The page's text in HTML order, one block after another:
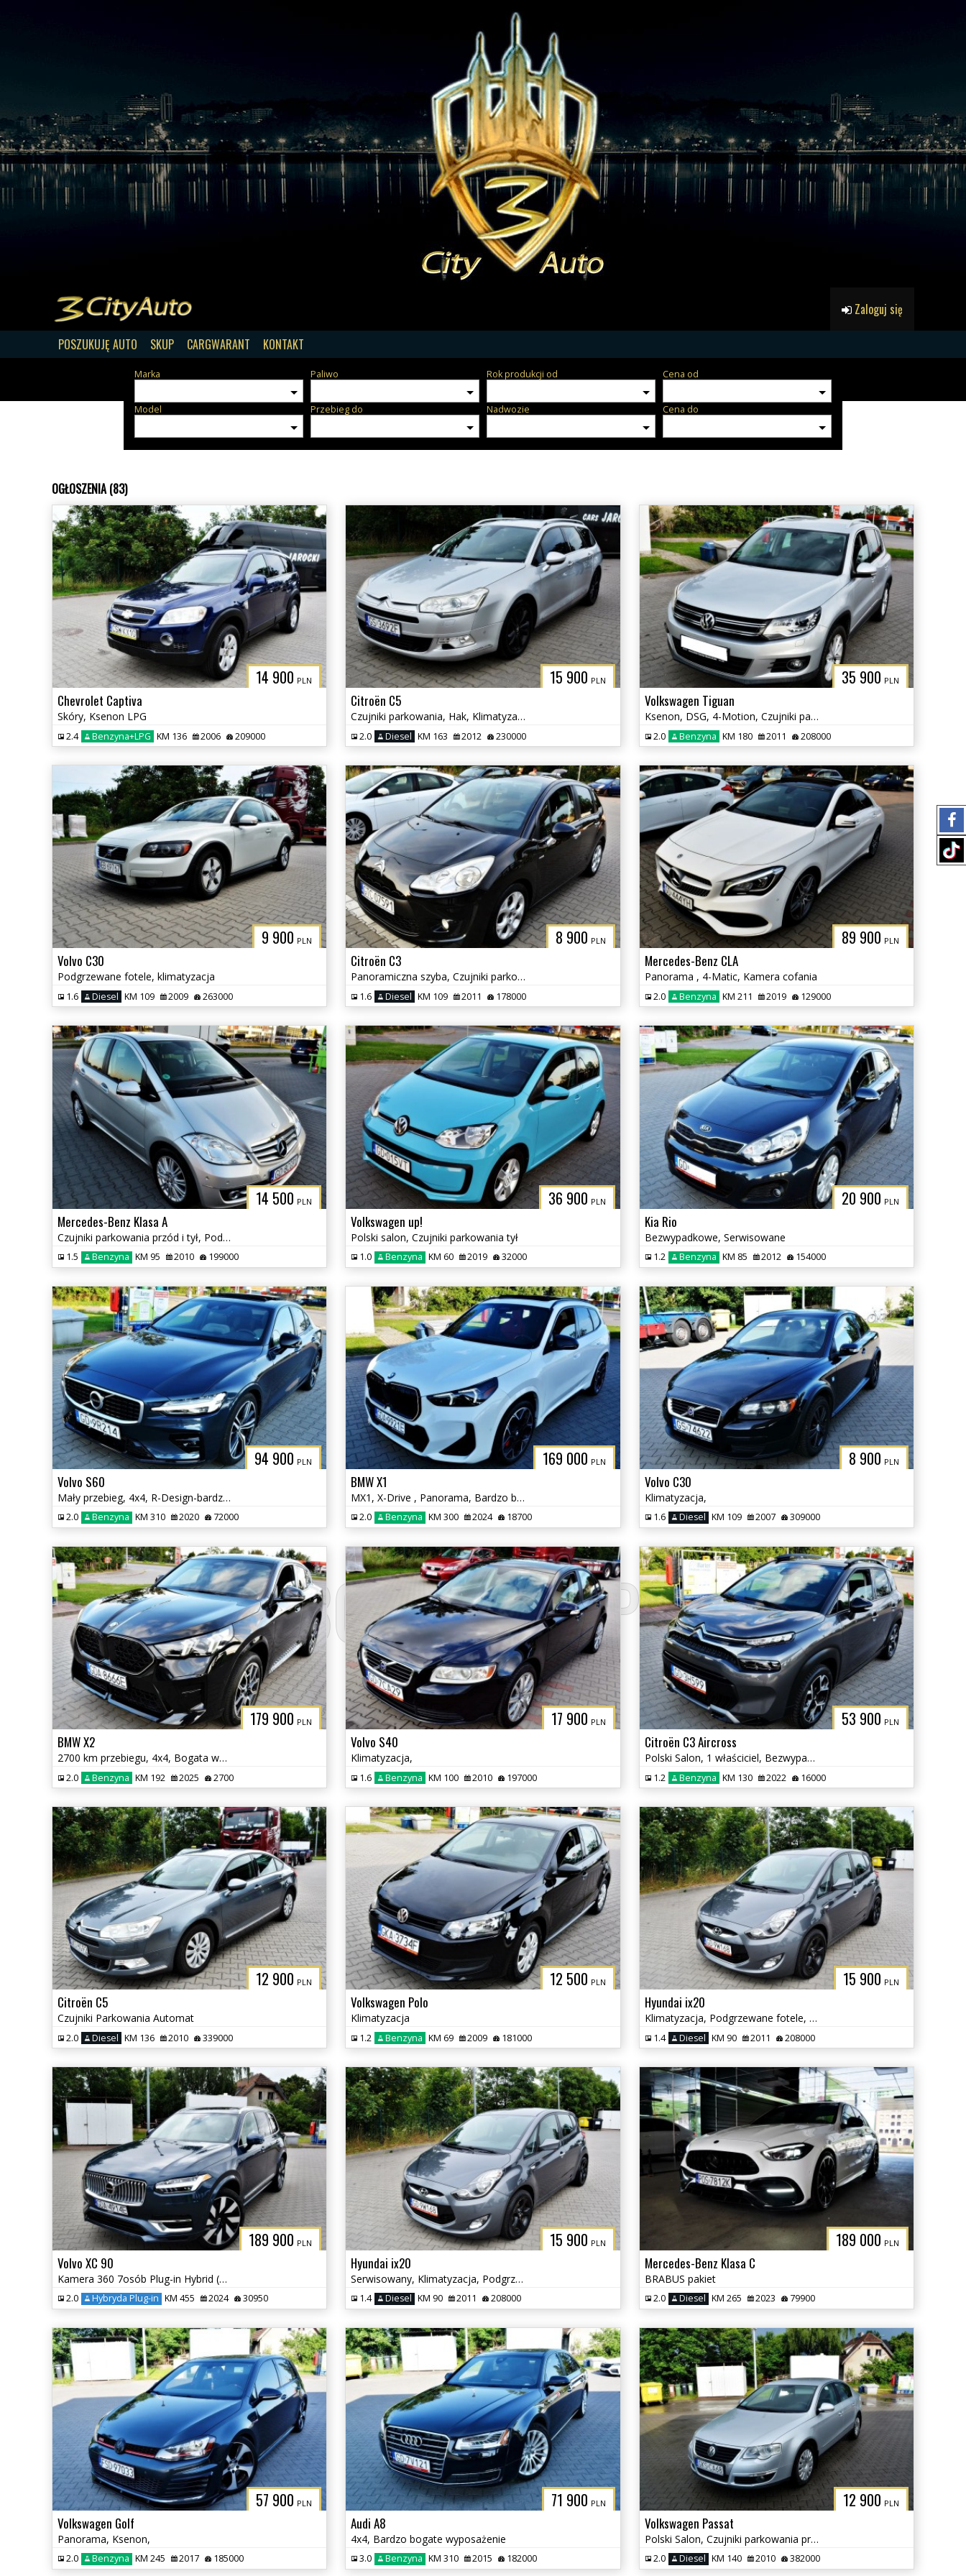
Zaloguj się
POSZUKUJĘ AUTO SKUP CARGWARANT KONTAKT
Marka Paliwo Rok produkcji od Cena od
Model Przebieg do Nadwozie Cena do
OGŁOSZENIA (83)
14 900 PLN
Chevrolet Captiva
Skóry, Ksenon LPG
2.4 Benzyna+LPG KM 136 2006 209000
15 900 PLN
Citroën C5
Czujniki parkowania, Hak, Klimatyzacja
2.0 Diesel KM 163 2012 230000
35 900 PLN
Volkswagen Tiguan
Ksenon, DSG, 4-Motion, Czujniki parkowania tył, Klimatyzacja, Hak
2.0 Benzyna KM 180 2011 208000
9 900 PLN
Volvo C30
Podgrzewane fotele, klimatyzacja
1.6 Diesel KM 109 2009 263000
8 900 PLN
Citroën C3
Panoramiczna szyba, Czujniki parkowania, Klimatyzacja
1.6 Diesel KM 109 2011 178000
89 900 PLN
Mercedes-Benz CLA
Panorama , 4-Matic, Kamera cofania
2.0 Benzyna KM 211 2019 129000
14 500 PLN
Mercedes-Benz Klasa A
Czujniki parkowania przód i tył, Podgrzewane fotele
1.5 Benzyna KM 95 2010 199000
36 900 PLN
Volkswagen up!
Polski salon, Czujniki parkowania tył
1.0 Benzyna KM 60 2019 32000
20 900 PLN
Kia Rio
Bezwypadkowe, Serwisowane
1.2 Benzyna KM 85 2012 154000
94 900 PLN
Volvo S60
Mały przebieg, 4x4, R-Design-bardzo bogate wyposażenie
2.0 Benzyna KM 310 2020 72000
169 000 PLN
BMW X1
MX1, X-Drive , Panorama, Bardzo bogate wyposażenie
2.0 Benzyna KM 300 2024 18700
8 900 PLN
Volvo C30
Klimatyzacja,
1.6 Diesel KM 109 2007 309000
179 900 PLN
BMW X2
2700 km przebiegu, 4x4, Bogata wersja
2.0 Benzyna KM 192 2025 2700
17 900 PLN
Volvo S40
Klimatyzacja,
1.6 Benzyna KM 100 2010 197000
53 900 PLN
Citroën C3 Aircross
Polski Salon, 1 właściciel, Bezwypadkowy
1.2 Benzyna KM 130 2022 16000
12 900 PLN
Citroën C5
Czujniki Parkowania Automat
2.0 Diesel KM 136 2010 339000
12 500 PLN
Volkswagen Polo
Klimatyzacja
1.2 Benzyna KM 69 2009 181000
15 900 PLN
Hyundai ix20
Klimatyzacja, Podgrzewane fotele, Serwisowany
1.4 Diesel KM 90 2011 208000
189 900 PLN
Volvo XC 90
Kamera 360 7osób Plug-in Hybrid (Recharge) Elektryczna Klapa
2.0 Hybryda Plug-in KM 455 2024 30950
15 900 PLN
Hyundai ix20
Serwisowany, Klimatyzacja, Podgrzewane fotele
1.4 Diesel KM 90 2011 208000
189 000 PLN
Mercedes-Benz Klasa C
BRABUS pakiet
2.0 Diesel KM 265 2023 79900
57 900 PLN
Volkswagen Golf
Panorama, Ksenon,
2.0 Benzyna KM 245 2017 185000
71 900 PLN
Audi A8
4x4, Bardzo bogate wyposażenie
3.0 Benzyna KM 310 2015 182000
12 900 PLN
Volkswagen Passat
Polski Salon, Czujniki parkowania przód i tył, Klimatyzacja
2.0 Diesel KM 140 2010 382000
3CITYAUTO.PL